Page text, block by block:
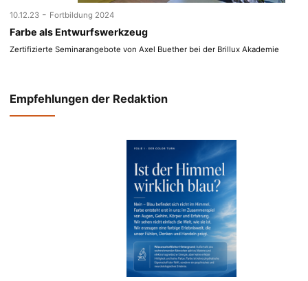
10.12.23 - Fortbildung 2024
Farbe als Entwurfswerkzeug
Zertifizierte Seminarangebote von Axel Buether bei der Brillux Akademie
Empfehlungen der Redaktion